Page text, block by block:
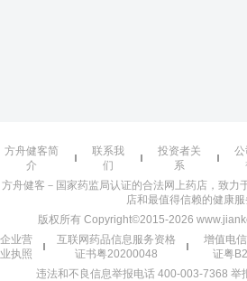
方舟健客简
介
联系我
们
投资者关
系
方舟健客－国家药监局认证的合法网上药店，致力
店和最值得信赖的健康
版权所有 Copyright©2015-2026
企业营
业执照
互联网药品信息服务资格
证书粤20200048
增值电
证粤
违法和不良信息举报电话 400-003-7368 举